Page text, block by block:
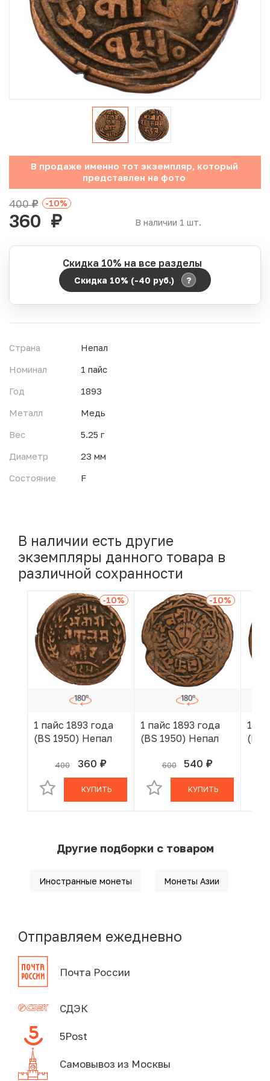
Юбилейные монеты Банка России (с 1999 года)
Памятные и инвестиционные монеты СССР и России
Иностранные монеты
Неофициальные выпуски монет (Unusual)
Античные и средневековые монеты
Наборы монет
Инвестиционные монеты
В продаже именно тот экземпляр, который
представлен на фото
В наличии 1 шт.
400руб. -10%
360 руб.
Скидка 10% на все разделы
Скидка 10% (-40 руб.) ?
Период действия акции:
5ч.
Страна
Непал
Номинал
1 пайс
Год
1893
Металл
Медь
Вес
5.25 г
Диаметр
23 мм
Состояние
F
В наличии есть другие
экземпляры данного товара в
различной сохранности
-10%
1 пайс 1893 года
(BS 1950) Непал
400 360 руб.
В КОРЗИНЕ
КУПИТЬ
-10%
1 пайс 1893 года
(BS 1950) Непал
600 540 руб.
В КОРЗИНЕ
КУПИТЬ
1
(BS
Другие подборки с товаром
Иностранные монеты Монеты Азии
Отправляем ежедневно
Почта России
СДЭК
5Post
Самовывоз из Москвы